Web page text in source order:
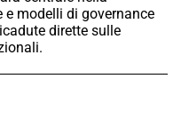
modelli di governance
dirette sulle